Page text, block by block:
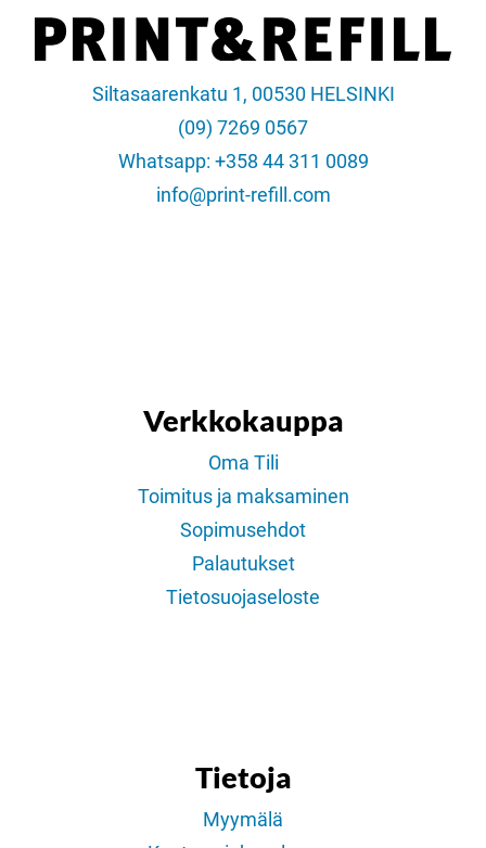
Siltasaarenkatu 1, 00530 HELSINKI
(09) 7269 0567
Whatsapp: +358 44 311 0089
info@print-refill.com
Verkkokauppa
Oma Tili
Toimitus ja maksaminen
Sopimusehdot
Palautukset
Tietosuojaseloste
Tietoja
Myymälä